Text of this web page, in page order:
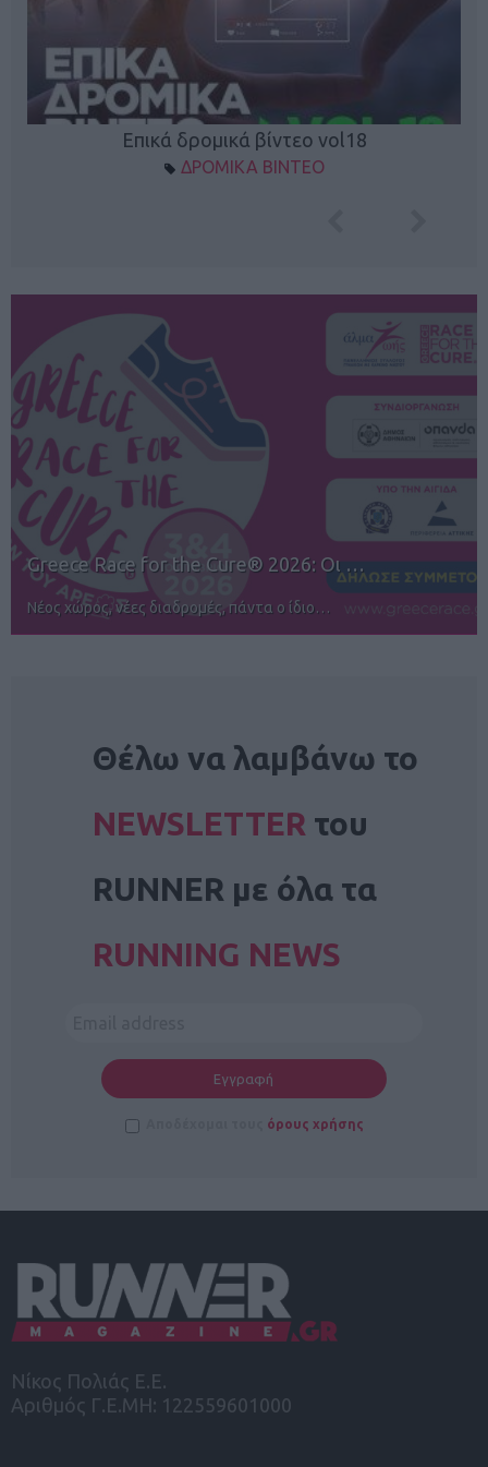
Επικά δρομικά βίντεο vol18
ΔΡΟΜΙΚΑ ΒΙΝΤΕΟ
12ος TUI Rhodes Marathon: Άνοιγμα ε…
Αγώνες για όλους στην Ρόδο
Θέλω να λαμβάνω το
NEWSLETTER του
RUNNER με όλα τα
RUNNING NEWS
όρους χρήσης
Νίκος Πολιάς Ε.Ε.
Αριθμός Γ.Ε.ΜΗ: 122559601000